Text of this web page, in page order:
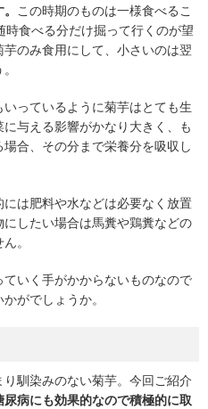
この時期のものは一様食べるこ
食べる分だけ掘って行くのが望
のみ食用にして、小さいのは翌
っているように菊芋はとても生
与える影響がかなり大きく、も
合、その分まで栄養分を吸収し
は肥料や水などは必要なく放置
したい場合は馬糞や鶏糞などの
。
いく手がかからないものなので
がでしょうか。
馴染みのない菊芋。今回ご紹介
病にも効果的なので積極的に取